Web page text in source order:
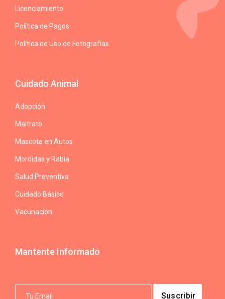
Licenciamiento
Política de Pagos
Política de Uso de Fotografías
Cuidado Animal
Adopción
Maltrato
Mascota en Autos
Mordidas y Rabia
Salud Preventiva
Cuidado Básico
Vacunación
Mantente Informado